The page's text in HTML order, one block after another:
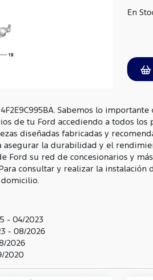
En
Sabemos lo
de tu Ford accediendo a todos
diseñadas fabricadas y
la durabilidad y el
Ford su red de concesionarios y
consultar y realizar la instalación
- 04/2023
- 08/2026
2026
2020